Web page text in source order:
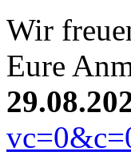
Wir
Eure